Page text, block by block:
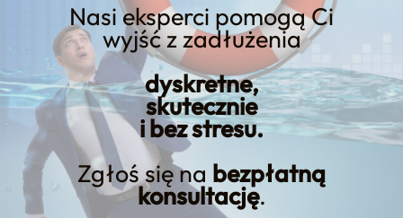
Nasi eksperci pomogą Ci
wyjść z zadłużenia
dyskretne,
skutecznie
i bez stresu.
Zgłoś się na bezpłatną
konsultację.
Długi partnerów nas nie
interesują. Mężczyźni idą
w „tango” a kobiety
płaczą i płacą.